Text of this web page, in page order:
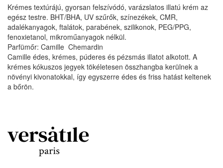
Krémes textúrájú, gyorsan felszívódó, varázslatos illatú krém az
egész testre. BHT/BHA, UV szűrők, színezékek, CMR,
adalékanyagok, ftalátok, parabének, szilikonok, PEG/PPG,
fenoxietanol, mikroműanyagok nélkül.
Parfümőr: Camille Chemardin
Camille édes, krémes, púderes és pézsmás illatot alkotott. A
krémes kókuszos jegyek tökéletesen összhangba kerülnek a
növényi kivonatokkal, így egyszerre édes és friss hatást keltenek
a bőrön.